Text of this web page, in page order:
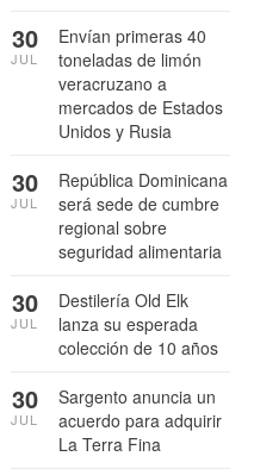
Envían primeras 40
toneladas de limón
veracruzano a
mercados de Estados
Unidos y Rusia
30
JUL
República Dominicana
será sede de cumbre
regional sobre
seguridad alimentaria
30
JUL
Destilería Old Elk
lanza su esperada
colección de 10 años
30
JUL
Sargento anuncia un
acuerdo para adquirir
La Terra Fina
30
JUL